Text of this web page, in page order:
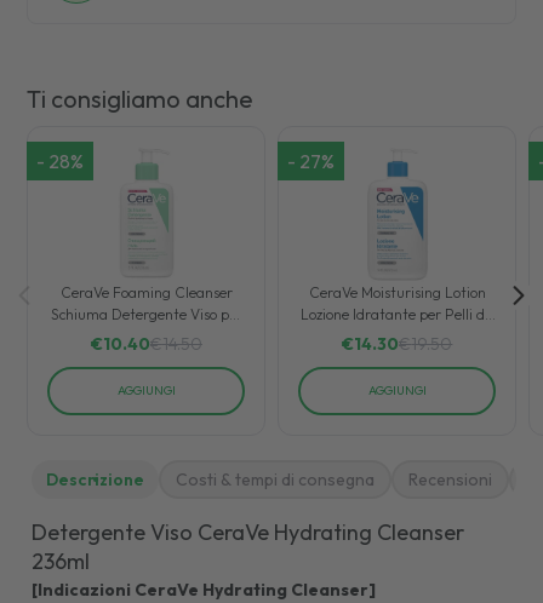
Ti consigliamo anche
- 28%
CeraVe Foaming Cleanser
Schiuma Detergente Viso per
Pelli Normali o Grasse 236ml
€10.40€14.50
AGGIUNGI
- 27%
CeraVe Moisturising Lotion
Lozione Idratante per Pelli da
Normali a Secche 473ml
€14.30€19.50
AGGIUNGI
Descrizione Costi & tempi di consegna Recensioni
Detergente Viso CeraVe Hydrating Cleanser
236ml
[Indicazioni CeraVe Hydrating Cleanser]